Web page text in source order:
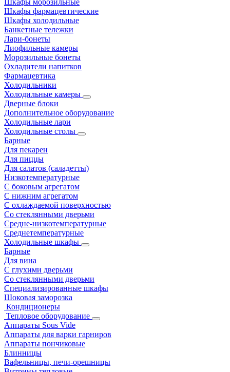
Шкафы морозильные
Шкафы фармацевтические
Шкафы холодильные
Банкетные тележки
Лари-бонеты
Лиофильные камеры
Морозильные бонеты
Охладители напитков
Фармацевтика
Холодильники
Холодильные камеры
Дверные блоки
Дополнительное оборудование
Холодильные лари
Холодильные столы
Барные
Для пекарен
Для пиццы
Для салатов (саладетты)
Низкотемпературные
С боковым агрегатом
С нижним агрегатом
С охлаждаемой поверхностью
Со стеклянными дверьми
Средне-низкотемпературные
Среднетемпературные
Холодильные шкафы
Барные
Для вина
С глухими дверьми
Со стеклянными дверьми
Специализированные шкафы
Шоковая заморозка
Кондиционеры
Тепловое оборудование
Аппараты Sous Vide
Аппараты для варки гарниров
Аппараты пончиковые
Блинницы
Вафельницы, печи-орешницы